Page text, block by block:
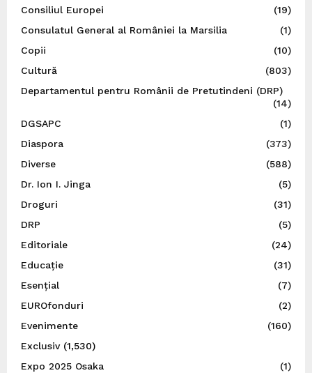
Consiliul Europei
(19)
Consulatul General al României la Marsilia
(1)
Copii
(10)
Cultură
(803)
Departamentul pentru Românii de Pretutindeni (DRP)
(14)
DGSAPC
(1)
Diaspora
(373)
Diverse
(588)
Dr. Ion I. Jinga
(5)
Droguri
(31)
DRP
(5)
Editoriale
(24)
Educație
(31)
Esențial
(7)
EUROfonduri
(2)
Evenimente
(160)
Exclusiv(1,530)
Expo 2025 Osaka
(1)